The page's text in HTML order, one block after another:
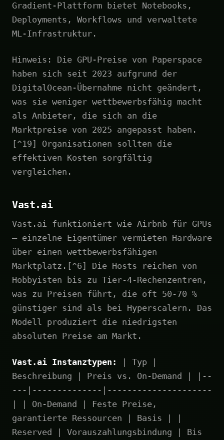
Gradient-Plattform bietet Notebooks,
Deployments, Workflows und verwaltete
ML-Infrastruktur.
Hinweis: Die GPU-Preise von Paperspace
haben sich seit 2023 aufgrund der
DigitalOcean-Übernahme nicht geändert,
was sie weniger wettbewerbsfähig macht
als Anbieter, die sich an die
Marktpreise von 2025 angepasst haben.
[^19] Organisationen sollten die
effektiven Kosten sorgfältig
vergleichen.
Vast.ai
Vast.ai funktioniert wie Airbnb für GPUs
– einzelne Eigentümer vermieten Hardware
über einen wettbewerbsfähigen
Marktplatz.[^6] Die Hosts reichen von
Hobbyisten bis zu Tier-4-Rechenzentren,
was zu Preisen führt, die oft 50-70 %
günstiger sind als bei Hyperscalern. Das
Modell produziert die niedrigsten
absoluten Preise am Markt.
Vast.ai Instanztypen:
| Typ |
Beschreibung | Preis vs. On-Demand | |--
---|--------------|---------------------
| | On-Demand | Feste Preise,
garantierte Ressourcen | Basis | |
Reserved | Vorauszahlungsbindung | Bis